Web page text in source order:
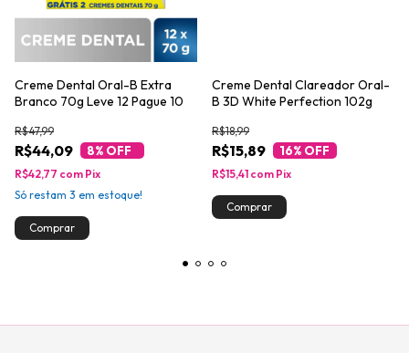
Creme Dental Oral-B Extra
Branco 70g Leve 12 Pague 10
R$44,09
R$47,99
8% OFF
R$42,77 com Pix
Só restam 3 em estoque!
Creme Dental Clareador Oral-
B 3D White Perfection 102g
R$15,89
R$18,99
16% OFF
R$15,41 com Pix